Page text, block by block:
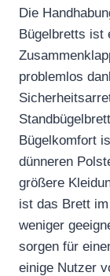
Die
Bügelbretts ist
problemlos
Bügelkomfort
dünneren
größere
ist das Brett
weniger
sorgen für
einige Nutzer